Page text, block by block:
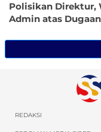
Polisikan Direktur,
Admin atas
REDAKSI